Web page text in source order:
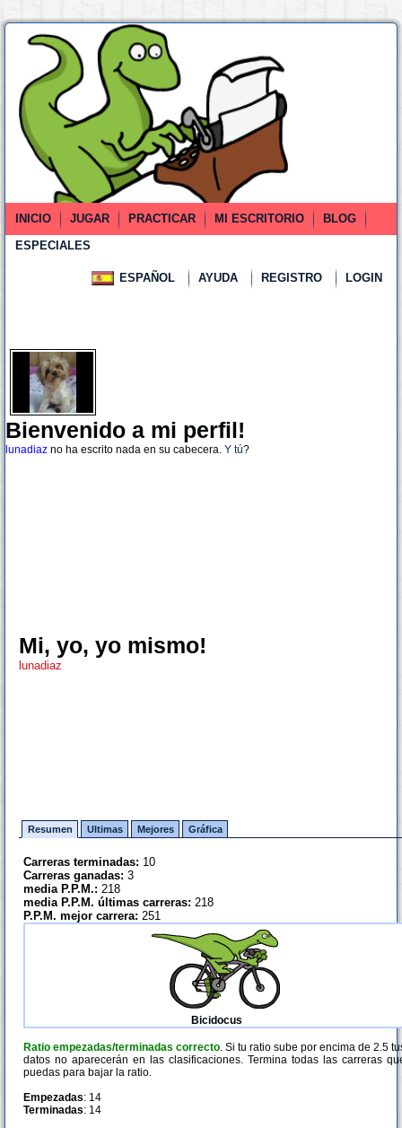
INICIO JUGAR PRACTICAR MI ESCRITORIO
BLOG
ESPECIALES
ESPAÑOL AYUDA REGISTRO LOGIN
Bienvenido a mi perfil!
lunadiaz no ha escrito nada en su cabecera. Y tú?
Mi, yo, yo mismo!
lunadiaz
Resumen Ultimas Mejores Gráfica
Carreras terminadas: 10
Carreras ganadas: 3
media P.P.M.: 218
media P.P.M. últimas carreras: 218
P.P.M. mejor carrera: 251
Bicidocus
Ratio empezadas/terminadas correcto. Si tu ratio sube por encima de 2.5
datos no aparecerán en las clasificaciones. Termina todas las carreras
puedas para bajar la ratio.
Empezadas: 14
Terminadas: 14